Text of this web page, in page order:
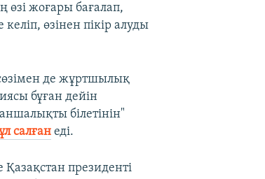
өзі жоғары бағалап,
өзінен пікір алуды
де жұртшылық
бұған дейін
білетінін"
салған еді.
Қазақстан президенті